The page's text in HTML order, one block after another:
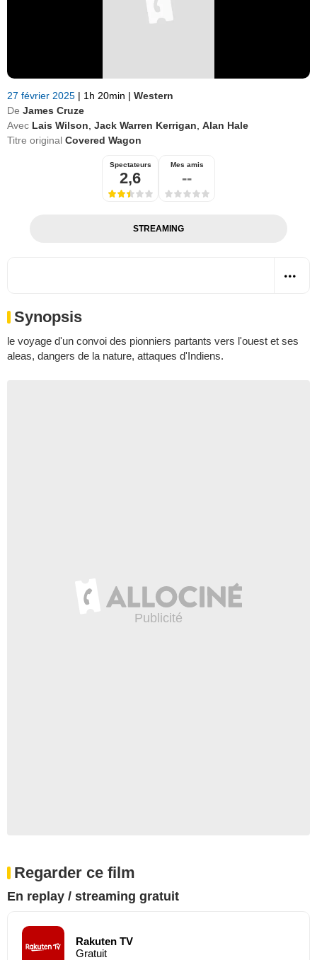
27 février 2025 | 1h 20min | Western
De James Cruze
Avec Lais Wilson Jack Warren Kerrigan Alan Hale
Titre original Covered Wagon
Spectateurs
2,6
Mes amis
--
STREAMING
Synopsis
le voyage d'un convoi des pionniers partants vers l'ouest et ses
aleas, dangers de la nature, attaques d'Indiens.
Regarder ce film
En replay / streaming gratuit
Rakuten TV
Gratuit